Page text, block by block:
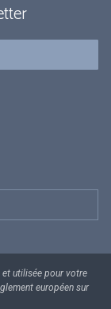
et utilisée pour votre
européen sur